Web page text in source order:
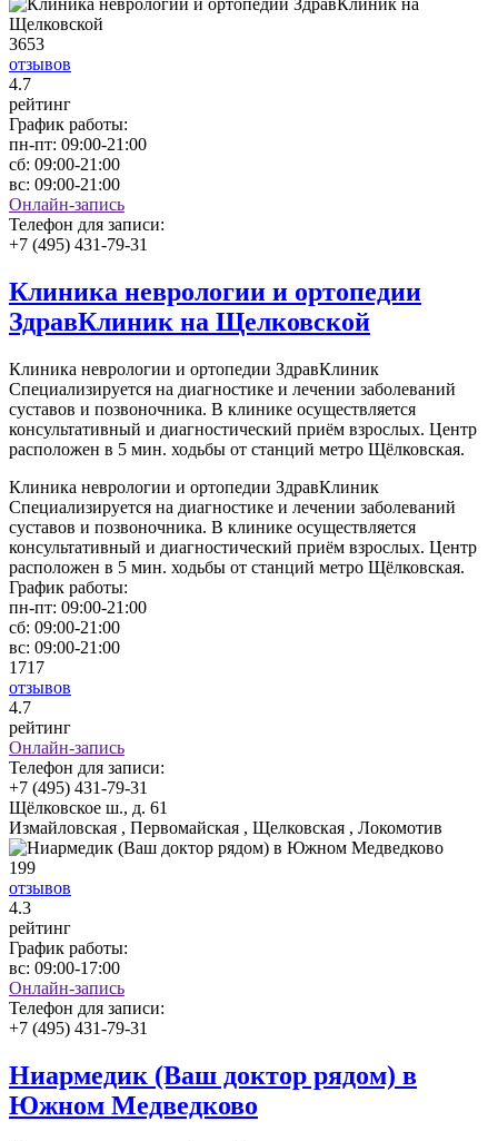
3653
отзывов
4.7
рейтинг
График работы:
пн-пт: 09:00-21:00
сб: 09:00-21:00
вс: 09:00-21:00
Онлайн-запись
Телефон для записи:
+7 (495) 431-79-31
Клиника неврологии и ортопедии
ЗдравКлиник на Щелковской
Клиника неврологии и ортопедии ЗдравКлиник
Специализируется на диагностике и лечении заболеваний
суставов и позвоночника. В клинике осуществляется
консультативный и диагностический приём взрослых. Центр
расположен в 5 мин. ходьбы от станций метро Щёлковская.
Клиника неврологии и ортопедии ЗдравКлиник
Специализируется на диагностике и лечении заболеваний
суставов и позвоночника. В клинике осуществляется
консультативный и диагностический приём взрослых. Центр
расположен в 5 мин. ходьбы от станций метро Щёлковская.
График работы:
пн-пт: 09:00-21:00
сб: 09:00-21:00
вс: 09:00-21:00
1717
отзывов
4.7
рейтинг
Онлайн-запись
Телефон для записи:
+7 (495) 431-79-31
Щёлковское ш., д. 61
Измайловская , Первомайская , Щелковская , Локомотив
199
отзывов
4.3
рейтинг
График работы:
вс: 09:00-17:00
Онлайн-запись
Телефон для записи:
+7 (495) 431-79-31
Ниармедик (Ваш доктор рядом) в
Южном Медведково